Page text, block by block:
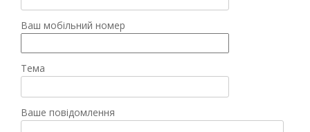
Ваш мобільний номер
Тема
Ваше повідомлення